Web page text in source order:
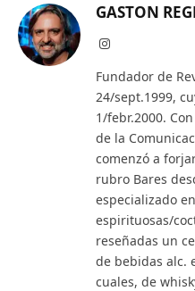
GASTON
Instagram
Fundador de
24/sept.1999,
1/febr.2000.
de la
comenzó a
rubro Bares
especializado
espirituosas/
reseñadas un
de bebidas alc.
cuales, de